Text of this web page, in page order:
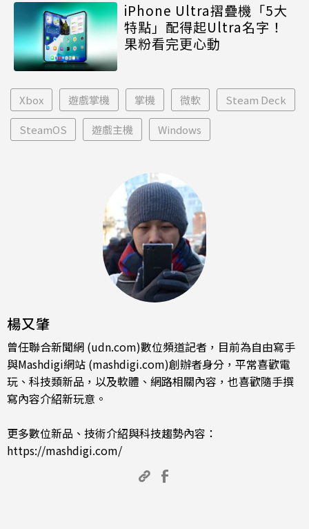
iPhone Ultra摺疊機「5大
特點」配得起Ultra名字！
果粉看完更心動
Xbox 遊戲掌機 掌機 微軟 Steam Deck
SteamOS 遊戲主機 Windows
楊又肇
曾任聯合新聞網 (udn.com)數位頻道記者，目前為自由寫手
與Mashdigi網站 (mashdigi.com)創辦者身分，平常喜歡電
玩、科技類新品，以及軟體、網路相關內容，也喜歡隨手撰
寫內容介紹新玩意。
更多數位新品、技術介紹與科技趨勢內容：
https://mashdigi.com/